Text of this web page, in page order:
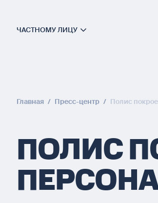
ЧАСТНОМУ ЛИЦУ
Главная / Пресс-центр / Полис
ПОЛИС